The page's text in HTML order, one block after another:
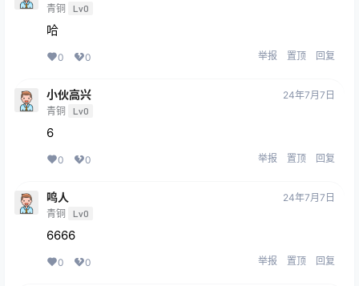
青铜 Lv0
哈
0 0 举报 置顶 回复
小伙高兴
青铜 Lv0
24年7月7日
6
0 0 举报 置顶 回复
鸣人
青铜 Lv0
24年7月7日
6666
0 0 举报 置顶 回复